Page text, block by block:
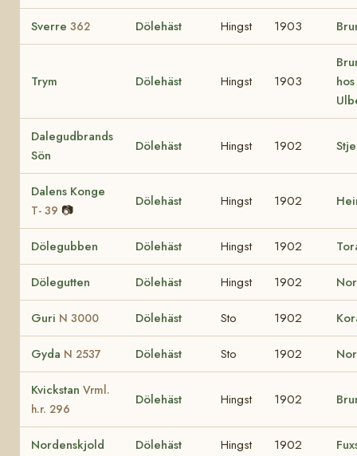
Sverre 362 Dölehäst Hingst 1903
Trym Dölehäst Hingst 1903
Dalegudbrands
Sön
Dölehäst Hingst 1902
Dalens Konge
T- 39 📷
Dölehäst Hingst 1902
Dölegubben Dölehäst Hingst 1902
Dölegutten Dölehäst Hingst 1902
Guri N 3000 Dölehäst Sto 1902
Gyda N 2537 Dölehäst Sto 1902
Kvickstan Vrml.
h.r. 296
Dölehäst Hingst 1902
Nordenskjold Dölehäst Hingst 1902